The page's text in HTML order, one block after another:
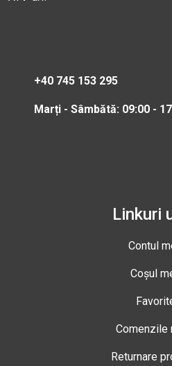
+40 745 153 295
Marți - Sâmbătă: 09:00 -
Linkuri
Contul
Coșul
Comenzile
Returnare